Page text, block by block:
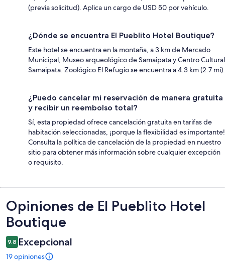
(previa solicitud). Aplica un cargo de USD 50 por vehículo.
¿Dónde se encuentra El Pueblito Hotel Boutique?
Este hotel se encuentra en la montaña, a 3 km de Mercado
Municipal, Museo arqueológico de Samaipata y Centro Cultural
Samaipata. Zoológico El Refugio se encuentra a 4.3 km (2.7 mi).
¿Puedo cancelar mi reservación de manera gratuita
y recibir un reembolso total?
Sí, esta propiedad ofrece cancelación gratuita en tarifas de
habitación seleccionadas, ¡porque la flexibilidad es importante!
Consulta la política de cancelación de la propiedad en nuestro
sitio para obtener más información sobre cualquier excepción
o requisito.
Opiniones
Opiniones de El Pueblito Hotel
Boutique
9.8 Excepcional
19 opiniones